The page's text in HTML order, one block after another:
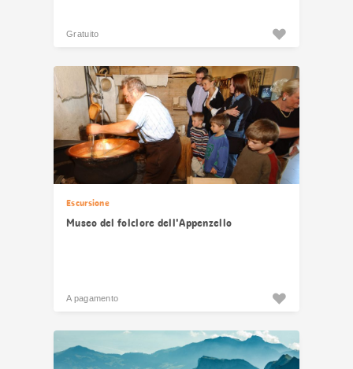
Gratuito
Escursione
Museo del folclore dell'Appenzello
A pagamento